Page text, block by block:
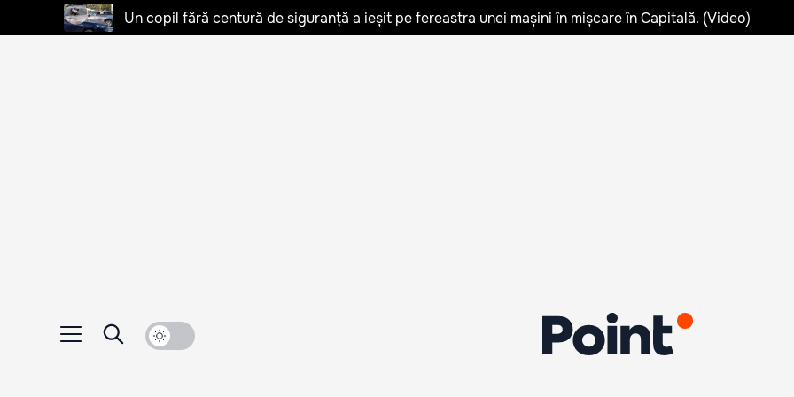
Un copil fără centură de siguranță a ieșit pe fereastra unei mașini în mișcare în Capitală. (Video)